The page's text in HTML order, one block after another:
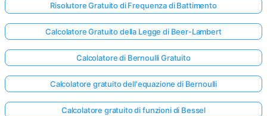
Risolutore Gratuito di Frequenza di Battimento
Calcolatore Gratuito della Legge di Beer-Lambert
Calcolatore di Bernoulli Gratuito
Calcolatore gratuito dell'equazione di Bernoulli
Calcolatore gratuito di funzioni di Bessel